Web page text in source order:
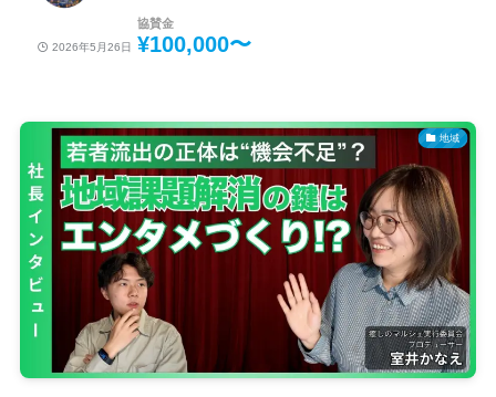
2026年5月26日
協賛金
¥100,000〜
地域